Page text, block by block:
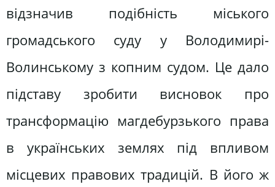
відзначив подібність міського
громадського суду у Володимирі-
Волинському з копним судом. Це дало
підставу зробити висновок про
трансформацію магдебурзького права
в українських землях під впливом
місцевих правових традицій. В його ж